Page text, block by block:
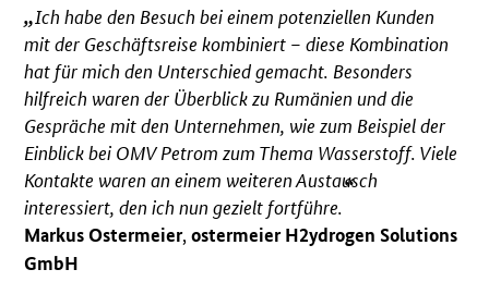
Ich habe den Besuch bei einem potenziellen Kunden
mit der Geschäftsreise kombiniert – diese Kombination
hat für mich den Unterschied gemacht. Besonders
hilfreich waren der Überblick zu Rumänien und die
Gespräche mit den Unternehmen, wie zum Beispiel der
Einblick bei OMV Petrom zum Thema Wasserstoff. Viele
Kontakte waren an einem weiteren Austausch
interessiert, den ich nun gezielt fortführe.
Markus Ostermeier,ostermeier H2ydrogen Solutions
GmbH